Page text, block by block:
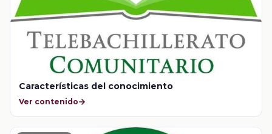
Características del conocimiento
Ver contenido